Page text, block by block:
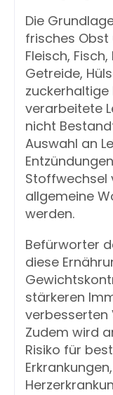
Die
frisches
Fleisch,
Getreide,
verarbeitete
nicht
Auswahl an
Stoffwechsel
allgemeine
werden.
Befürworter
diese
stärkeren
verbesserten
Zudem wird
Risiko für